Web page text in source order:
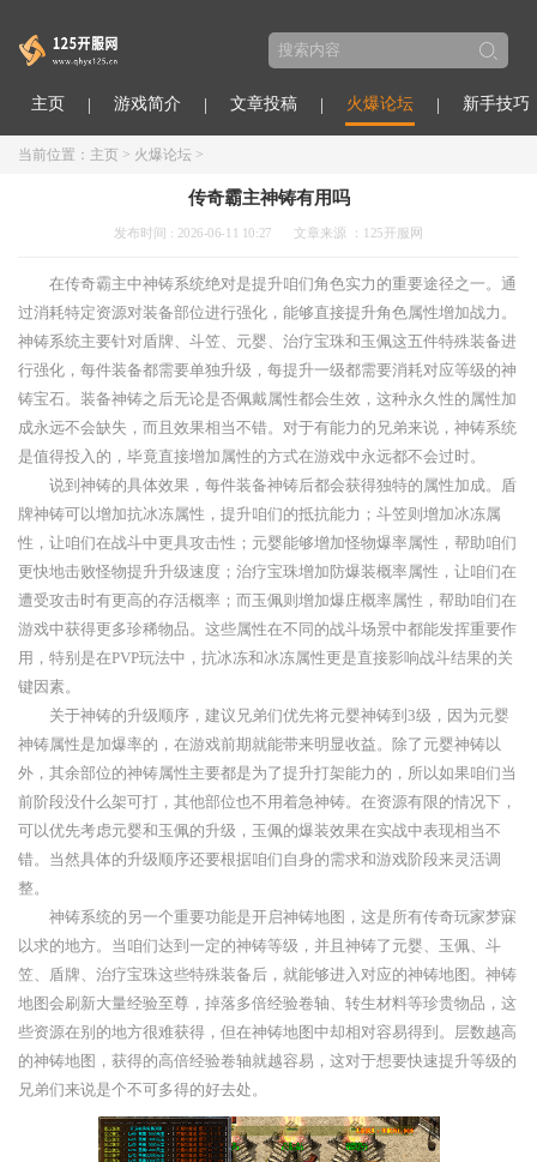
主页 游戏简介 文章投稿 火爆论坛 新手技巧
当前位置： 主页 > 火爆论坛 >
传奇霸主神铸有用吗
发布时间 : 2026-06-11 10:27 文章来源 ：125开服网
在传奇霸主中神铸系统绝对是提升咱们角色实力的重要途径之一。通
过消耗特定资源对装备部位进行强化，能够直接提升角色属性增加战力。
神铸系统主要针对盾牌、斗笠、元婴、治疗宝珠和玉佩这五件特殊装备进
行强化，每件装备都需要单独升级，每提升一级都需要消耗对应等级的神
铸宝石。装备神铸之后无论是否佩戴属性都会生效，这种永久性的属性加
成永远不会缺失，而且效果相当不错。对于有能力的兄弟来说，神铸系统
是值得投入的，毕竟直接增加属性的方式在游戏中永远都不会过时。
说到神铸的具体效果，每件装备神铸后都会获得独特的属性加成。盾
牌神铸可以增加抗冰冻属性，提升咱们的抵抗能力；斗笠则增加冰冻属
性，让咱们在战斗中更具攻击性；元婴能够增加怪物爆率属性，帮助咱们
更快地击败怪物提升升级速度；治疗宝珠增加防爆装概率属性，让咱们在
遭受攻击时有更高的存活概率；而玉佩则增加爆庄概率属性，帮助咱们在
游戏中获得更多珍稀物品。这些属性在不同的战斗场景中都能发挥重要作
用，特别是在PVP玩法中，抗冰冻和冰冻属性更是直接影响战斗结果的关
键因素。
关于神铸的升级顺序，建议兄弟们优先将元婴神铸到3级，因为元婴
神铸属性是加爆率的，在游戏前期就能带来明显收益。除了元婴神铸以
外，其余部位的神铸属性主要都是为了提升打架能力的，所以如果咱们当
前阶段没什么架可打，其他部位也不用着急神铸。在资源有限的情况下，
可以优先考虑元婴和玉佩的升级，玉佩的爆装效果在实战中表现相当不
错。当然具体的升级顺序还要根据咱们自身的需求和游戏阶段来灵活调
整。
神铸系统的另一个重要功能是开启神铸地图，这是所有传奇玩家梦寐
以求的地方。当咱们达到一定的神铸等级，并且神铸了元婴、玉佩、斗
笠、盾牌、治疗宝珠这些特殊装备后，就能够进入对应的神铸地图。神铸
地图会刷新大量经验至尊，掉落多倍经验卷轴、转生材料等珍贵物品，这
些资源在别的地方很难获得，但在神铸地图中却相对容易得到。层数越高
的神铸地图，获得的高倍经验卷轴就越容易，这对于想要快速提升等级的
兄弟们来说是个不可多得的好去处。